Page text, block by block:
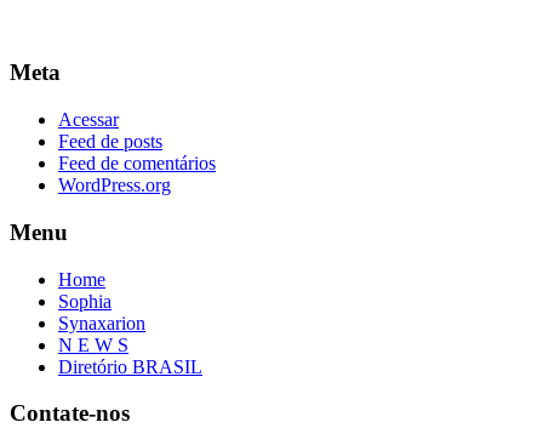
Meta
Acessar
Feed de posts
Feed de comentários
WordPress.org
Menu
Home
Sophia
Synaxarion
N E W S
Diretório BRASIL
Contate-nos